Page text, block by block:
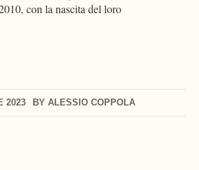
2023 BY ALESSIO COPPOLA
con la nascita del loro